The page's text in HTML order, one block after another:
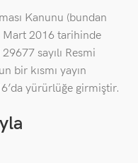
Kanunu (bundan
Mart 2016 tarihinde
sayılı Resmi
bir kısmı yayın
yürürlüğe girmiştir.